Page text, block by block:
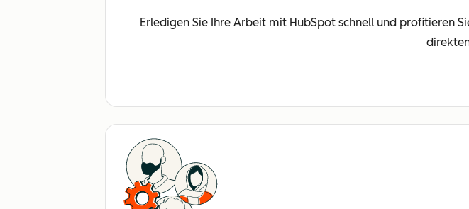
Erledigen Sie Ihre Arbeit mit HubSpot schnell und profitieren